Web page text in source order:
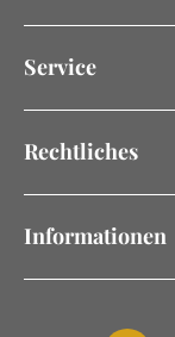
Service
Rechtliches
Informationen